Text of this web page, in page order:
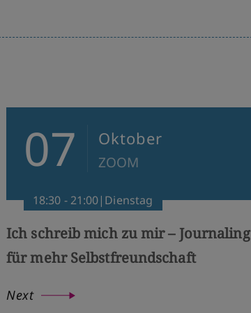
07 Oktober
ZOOM
18:30 - 21:00|Dienstag
Ich schreib mich zu mir – Journaling
für mehr Selbstfreundschaft
Next